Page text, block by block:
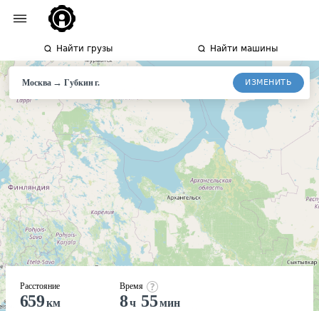
Найти грузы Найти машины
Москва→Губкинг. ИЗМЕНИТЬ
Расстояние
659км
Время
8ч 55мин